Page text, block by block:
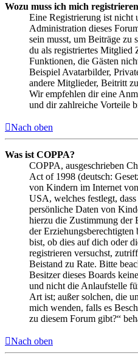
Wozu muss ich mich
Eine Registrierung ist
Administration dieses
sein musst, um Beiträge zu
du als registriertes Mitglied
Funktionen, die Gästen
Beispiel Avatarbilder,
andere Mitglieder, Beitritt
Wir empfehlen dir eine
und dir zahlreiche Vorteile
Nach oben
Was ist COPPA?
COPPA, ausgeschrieben
Act of 1998 (deutsch:
von Kindern im Internet
USA, welches festlegt,
persönliche Daten von
hierzu die Zustimmung der
der
bist, ob dies auf dich oder
registrieren versuchst,
Beistand zu Rate. Bitte
Besitzer dieses Boards
und nicht die Anlaufstelle
Art ist; außer solchen, die
mich wenden, falls es
zu diesem Forum gibt?“
Nach oben